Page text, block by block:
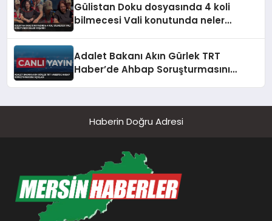
Gülistan Doku dosyasında 4 koli
bilmecesi Vali konutunda neler
Adalet Bakanı Akın Gürlek TRT
Haber’de Ahbap Soruşturmasını
Haberin Doğru Adresi